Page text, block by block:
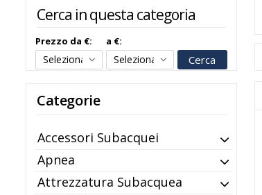
Cerca in questa categoria
Prezzo da €: a €:
Cerca
Categorie
Accessori Subacquei
Apnea
Attrezzatura Subacquea